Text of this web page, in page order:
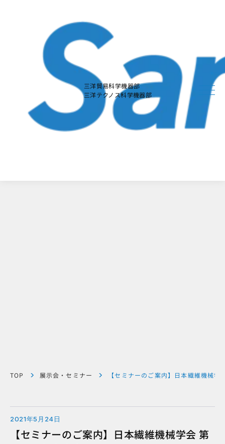
三洋貿易科学機器部
三洋テクノス科学機器部
TOP 展示会・セミナー 【セミナーのご案内】日本繊維機械
2021年5月24日
【セミナーのご案内】日本繊維機械学会 第